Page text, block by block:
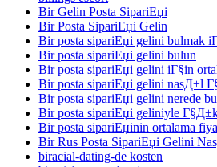
Bir Gelin Posta SipariЕџi
Bir Posta SipariЕџi Gelin
Bir posta sipariЕџi gelini bulmak
Bir posta sipariЕџi gelini bulun
Bir posta sipariЕџi gelini iГ§in
Bir posta sipariЕџi gelini nasД±l
Bir posta sipariЕџi gelini nerede
Bir posta sipariЕџi geliniyle
Bir posta sipariЕџinin ortalama
Bir Rus Posta SipariЕџi Gelini
biracial-dating-de kosten